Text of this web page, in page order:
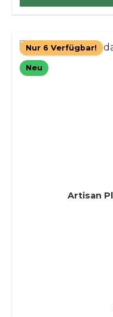
Nur 6 Verfügbar!
Neu